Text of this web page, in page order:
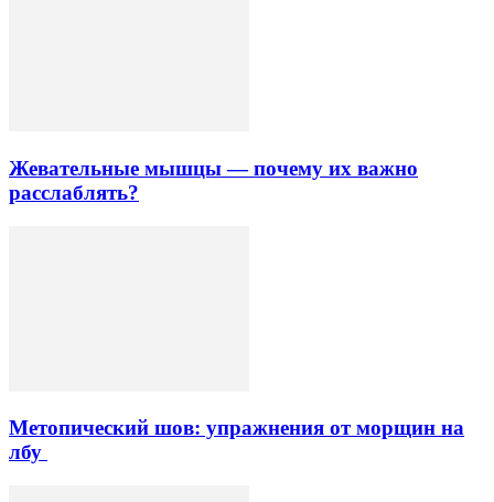
Жевательные мышцы — почему их важно
расслаблять?
Метопический шов: упражнения от морщин на
лбу